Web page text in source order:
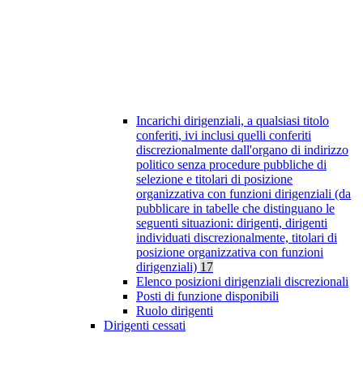
Incarichi dirigenziali, a qualsiasi titolo
conferiti, ivi inclusi quelli conferiti
discrezionalmente dall'organo di indirizzo
politico senza procedure pubbliche di
selezione e titolari di posizione
organizzativa con funzioni dirigenziali (da
pubblicare in tabelle che distinguano le
seguenti situazioni: dirigenti, dirigenti
individuati discrezionalmente, titolari di
posizione organizzativa con funzioni
dirigenziali) 17
Elenco posizioni dirigenziali discrezionali
Posti di funzione disponibili
Ruolo dirigenti
Dirigenti cessati